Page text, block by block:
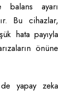
balans ayarı
Bu cihazlar,
hata payıyla
önüne
yapay zeka